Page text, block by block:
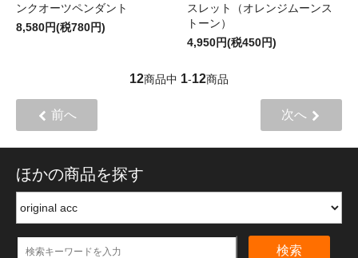
ンクオーツペンダント
8,580円(税780円)
スレット（オレンジムーンス
トーン）
4,950円(税450円)
12商品中 1-12商品
前へ 次へ
ほかの商品を探す
検索